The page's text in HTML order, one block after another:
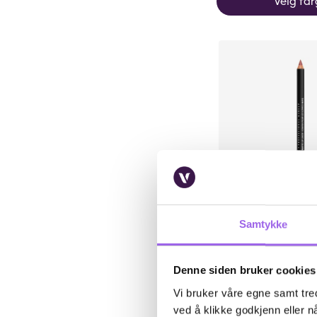
Samtykke
Denne siden bruker cookies
Vi bruker våre egne samt
ved å klikke godkjenn eller
Karakter:
(42)
4.2 av 5
NYX Professional
På lager på Vita.no
På lager i 1 butikk
79,-79 NOK